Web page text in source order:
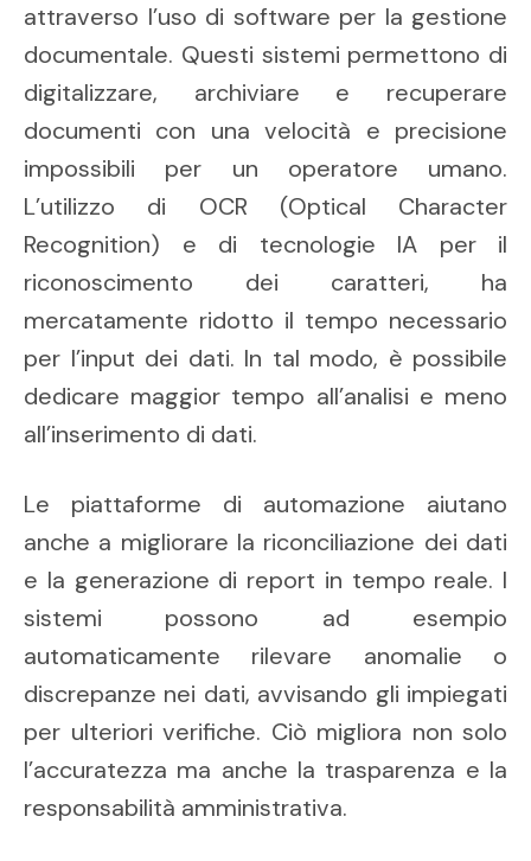
attraverso l’uso di software per la gestione
documentale. Questi sistemi permettono di
digitalizzare, archiviare e recuperare
documenti con una velocità e precisione
impossibili per un operatore umano.
L’utilizzo di OCR (Optical Character
Recognition) e di tecnologie IA per il
riconoscimento dei caratteri, ha
mercatamente ridotto il tempo necessario
per l’input dei dati. In tal modo, è possibile
dedicare maggior tempo all’analisi e meno
all’inserimento di dati.
Le piattaforme di automazione aiutano
anche a migliorare la riconciliazione dei dati
e la generazione di report in tempo reale. I
sistemi possono ad esempio
automaticamente rilevare anomalie o
discrepanze nei dati, avvisando gli impiegati
per ulteriori verifiche. Ciò migliora non solo
l’accuratezza ma anche la trasparenza e la
responsabilità amministrativa.